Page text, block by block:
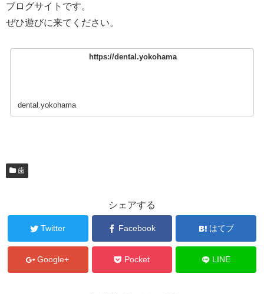
ブログサイトです。
ぜひ遊びに来てください。
https://dental.yokohama
dental.yokohama
歯
シェアする
Twitter Facebook はてブ
Google+ Pocket LINE